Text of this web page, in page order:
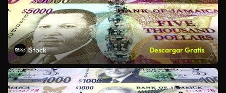
iStock Descargar Gratis